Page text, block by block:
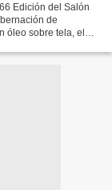
Edición del Salón
de
óleo sobre tela, el